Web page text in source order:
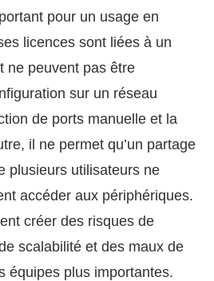
pour un usage en
licences sont liées à un
ne peuvent pas être
sur un réseau
de ports manuelle et la
il ne permet qu’un partage
plusieurs utilisateurs ne
accéder aux périphériques.
créer des risques de
scalabilité et des maux de
équipes plus importantes.